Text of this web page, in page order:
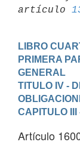
artículo
LIBRO
PRIMERA
GENERAL
TITULO IV -
CAPITULO
Artículo